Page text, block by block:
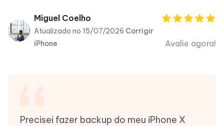
PDNob
PDF
Editor
Novo
Miguel Coelho
Atualizado no 15/07/2026 Corrigir
iPhone
Avalie agora!
Precisei fazer backup do meu iPhone X